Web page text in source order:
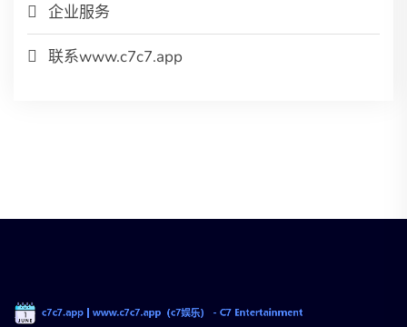
企业服务
联系www.c7c7.app